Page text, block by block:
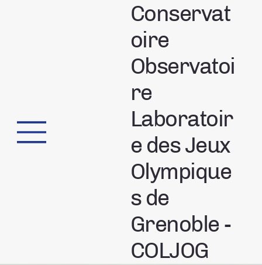
Conservat
oire
Observatoi
re
Laboratoir
e des Jeux
Olympique
s de
Grenoble -
COLJOG